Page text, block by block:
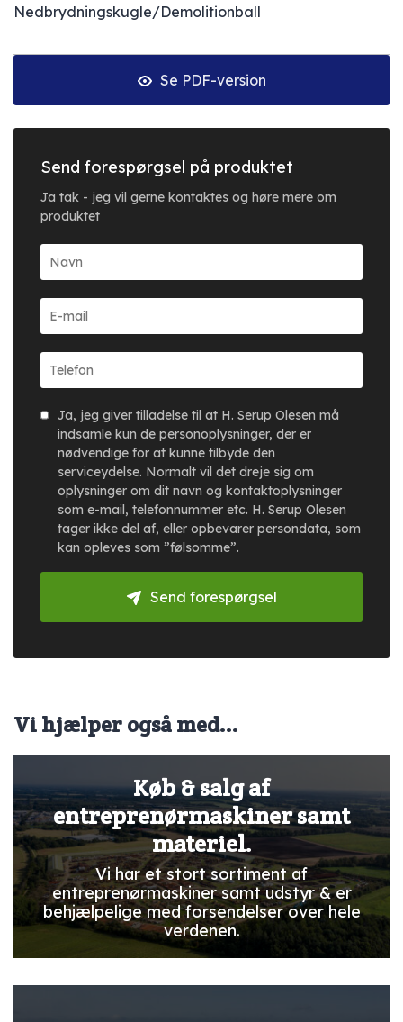
Nedbrydningskugle/Demolitionball
Se PDF-version
Send forespørgsel på produktet
Ja tak - jeg vil gerne kontaktes og høre mere om
produktet
Ja, jeg giver tilladelse til at H. Serup Olesen må
indsamle kun de personoplysninger, der er
nødvendige for at kunne tilbyde den
serviceydelse. Normalt vil det dreje sig om
oplysninger om dit navn og kontaktoplysninger
som e-mail, telefonnummer etc. H. Serup Olesen
tager ikke del af, eller opbevarer persondata, som
kan opleves som ”følsomme”.
Send forespørgsel
Vi hjælper også med...
Køb & salg af
entreprenørmaskiner samt
materiel.
Vi har et stort sortiment af
entreprenørmaskiner samt udstyr & er
behjælpelige med forsendelser over hele
verdenen.